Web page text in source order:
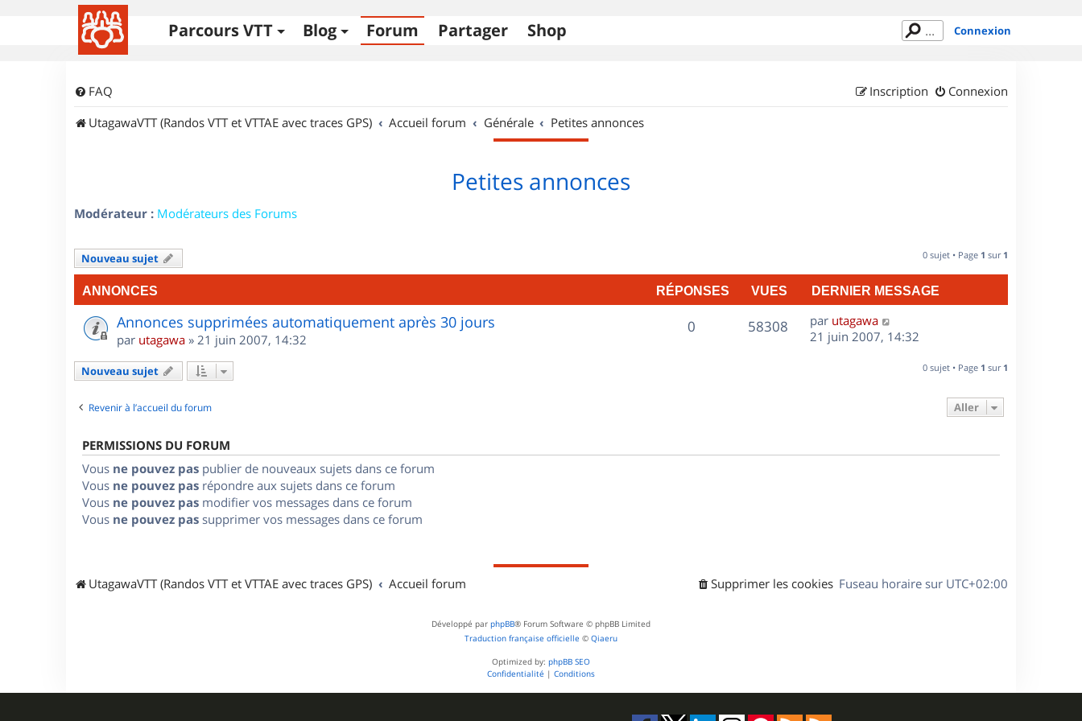
Parcours VTT Blog Forum Partager Shop Connexion
FAQ Connexion
Inscription
UtagawaVTT (Randos VTT et VTTAE avec traces GPS)
Accueil forum Générale Petites annonces
Petites annonces
Modérateur : Modérateurs des Forums
Nouveau sujet 0 sujet • Page 1 sur 1
ANNONCES RÉPONSES VUES DERNIER MESSAGE
Annonces supprimées automatiquement après 30 jours
par utagawa » 21 juin 2007, 14:32
0R
58308V
D
e
par utagawa
21 juin 2007, 14:32
Nouveau sujet 0 sujet • Page 1 sur 1
Revenir à l’accueil du forum Aller
PERMISSIONS DU FORUM
Vous ne pouvez pas publier de nouveaux sujets dans ce forum
Vous ne pouvez pas répondre aux sujets dans ce forum
Vous ne pouvez pas modifier vos messages dans ce forum
Vous ne pouvez pas supprimer vos messages dans ce forum
UtagawaVTT (Randos VTT et VTTAE avec traces GPS) Accueil forum Fuseau horaire sur UTC+02:00
Supprimer les cookies
Développé par phpBB® Forum Software © phpBB Limited
Traduction française officielle © Qiaeru
Optimized by: phpBB SEO
Confidentialité | Conditions